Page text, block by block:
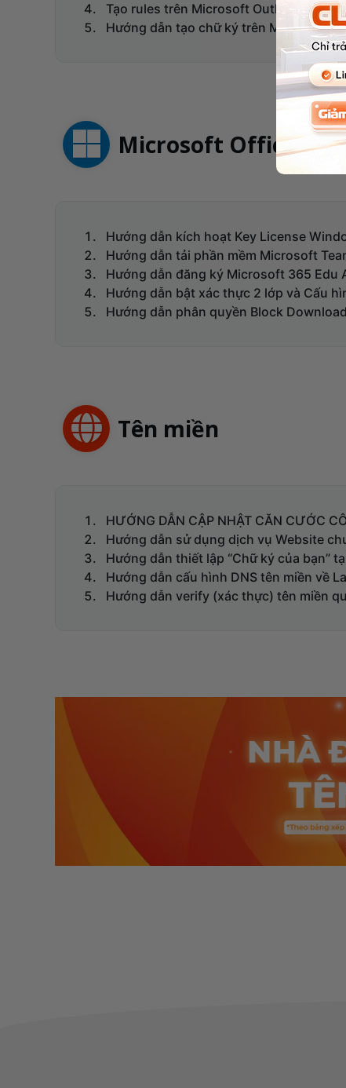
Tạo rules trên Microsoft Outlook
Hướng dẫn tạo chữ ký trên Microsoft
Microsoft Office 365
Hướng dẫn kích hoạt Key License
Hướng dẫn tải phần mềm Microsoft
Hướng dẫn đăng ký Microsoft 365 Edu
Hướng dẫn bật xác thực 2 lớp và Cấu
Hướng dẫn phân quyền Block
Tên miền
HƯỚNG DẪN CẬP NHẬT CĂN CƯỚC
Hướng dẫn sử dụng dịch vụ Website
Hướng dẫn thiết lập “Chữ ký của bạn”
Hướng dẫn cấu hình DNS tên miền về
Hướng dẫn verify (xác thực) tên miền